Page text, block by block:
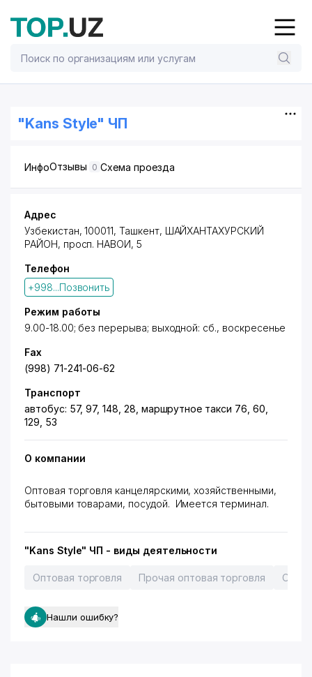
"Kans Style" ЧП
ИнфоОтзывы 0 Схема проезда
Адрес
Узбекистан, 100011, Ташкент, ШАЙХАНТАХУРСКИЙ
РАЙОН, просп. НАВОИ, 5
Телефон
+998...Позвонить
Режим работы
9.00-18.00; без перерыва; выходной: сб., воскресенье
Fax
(998) 71-241-06-62
Транспорт
автобус: 57, 97, 148, 28, маршрутное такси 76, 60,
129, 53
О компании
Оптовая торговля канцелярскими, хозяйственными,
бытовыми товарами, посудой. Имеется терминал.
"Kans Style" ЧП - виды деятельности
Оптовая торговля Прочая оптовая торговля
Нашли ошибку?